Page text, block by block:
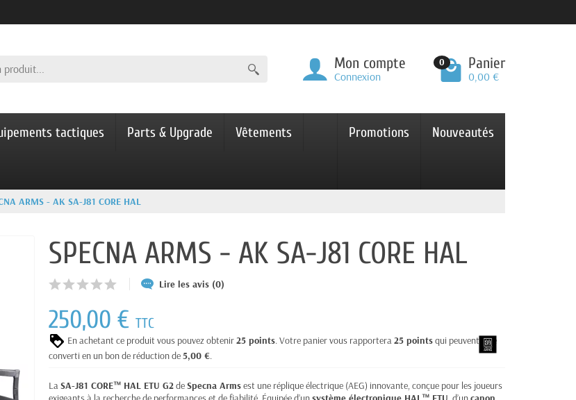
Mon compte
Connexion
0 Panier
0,00 €
tactiques Parts & Upgrade Vêtements Promotions Nouveautés
ARMS - AK SA-J81 CORE HAL
SPECNA ARMS - AK SA-J81 CORE HAL
Lire les avis (0)
250,00 €TTC
En achetant ce produit vous pouvez obtenir25 points. Votre panier vous rapportera25 pointsqui peuvent être
converti en un bon de réduction de5,00 €.
LaSA-J81 CORE™ HAL ETU G2deSpecna Armsest une réplique électrique (AEG) innovante, conçue pour les joueurs